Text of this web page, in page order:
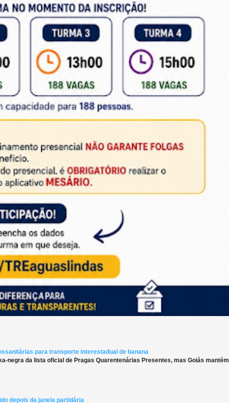
para transporte interestadual de banana
negra da lista oficial de Pragas Quarentenárias Presentes, mas Goiás mantém
depois da janela partidária